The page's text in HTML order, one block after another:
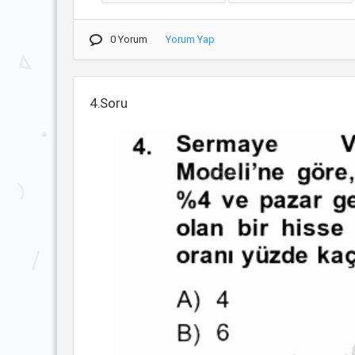
0 Yorum Yorum Yap
4.Soru